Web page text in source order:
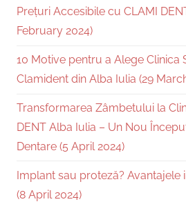
Prețuri Accesibile cu CLAMI
February 2024)
10 Motive pentru a Alege Clinica
Clamident din Alba Iulia (29
Transformarea Zâmbetului la
DENT Alba Iulia – Un Nou
Dentare (5 April 2024)
Implant sau proteză?
(8 April 2024)